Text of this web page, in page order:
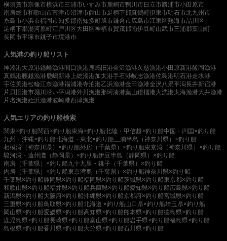
横須賀市宗像市横浜市三浦市いすみ市鹿嶋市鴨川市日立市勝浦市小田原市
南房総市和歌山市富津市沼津市館山市足柄下郡真鶴町伊東市明石市北九州市
糸島市小浜市福岡市知多郡南知多町旭市鎌倉市広島市江東区熱海市品川区
足柄下郡湯河原町江戸川区大田区神栖市賀茂郡南伊豆町山武市三浦郡葉山町
長岡市平塚市銚子市境港市
人気港の釣り船リスト
神湊港大原港鐘崎漁港間口漁港 鹿嶋旧港金沢漁港久慈漁港小田原新港飯岡漁港
真鶴港腰越漁港 鹿嶋新港 上総湊港加太港手石港岐志漁港佐島港明石港走水港
宇佐美港松輪江奈漁港福浦港寺泊港乙浜漁港金田漁港金沢八景平潟長井新宿港
片貝旧港市堀川沿い平潟港外川漁港那珂湊港葉山鐙摺港大洗港太海漁港大井漁港
片名漁港姪浜漁港波崎港西津漁港
人気エリアの釣り船検索
関東×釣り船関西×釣り船東海×釣り船北陸・甲信越×釣り船中国・四国×釣り船
九州・沖縄×釣り船北海道・東北×釣り船三浦半島（神奈川県）×釣り船
相模湾（神奈川県）×釣り船外房（千葉県）×釣り船東京湾（神奈川県）×釣り船
駿河湾・遠州灘（静岡県）×釣り船伊豆半島（静岡県）×釣り船
南房（千葉県）×釣り船九十九里・銚子（千葉県）×釣り船
内房（千葉県）×釣り船東京湾奥（千葉県）×釣り船神奈川県×釣り船
千葉県×釣り船静岡県×釣り船福岡県×釣り船茨城県×釣り船東京都×釣り船
和歌山県×釣り船福井県×釣り船兵庫県×釣り船愛知県×釣り船広島県×釣り船
新潟県×釣り船大阪府×釣り船沖縄県×釣り船京都府×釣り船宮城県×釣り船
三重県×釣り船鳥取県×釣り船北海道 ×釣り船山口県×釣り船埼玉県×釣り船
岡山県×釣り船愛媛県×釣り船高知県×釣り船熊本県×釣り船徳島県×釣り船
鹿児島県×釣り船長崎県×釣り船富山県×釣り船岩手県×釣り船福島県×釣り船
島根県×釣り船香川県×釣り船大分県×釣り船石川県×釣り船